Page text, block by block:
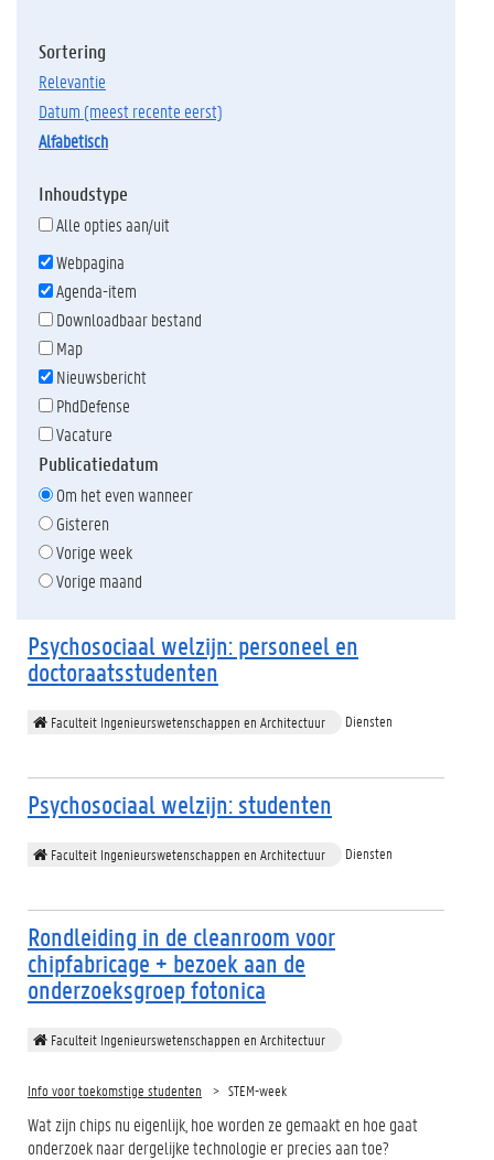
Sortering
relevantie
datum (meest recente eerst)
alfabetisch
Inhoudstype
Alle opties aan/uit
Webpagina
Agenda-item
Downloadbaar bestand
Map
Nieuwsbericht
PhdDefense
Vacature
Publicatiedatum
Om het even wanneer
Gisteren
Vorige week
Vorige maand
Psychosociaal welzijn: personeel en
doctoraatsstudenten
Faculteit Ingenieurswetenschappen en Architectuur Diensten
Psychosociaal welzijn: studenten
Faculteit Ingenieurswetenschappen en Architectuur Diensten
Rondleiding in de cleanroom voor
chipfabricage + bezoek aan de
onderzoeksgroep fotonica
Faculteit Ingenieurswetenschappen en Architectuur
Info voor toekomstige studenten STEM-week
Wat zijn chips nu eigenlijk, hoe worden ze gemaakt en hoe gaat
onderzoek naar dergelijke technologie er precies aan toe?